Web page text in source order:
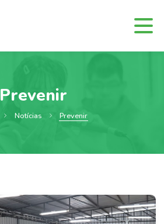
Prevenir
Notícias Prevenir